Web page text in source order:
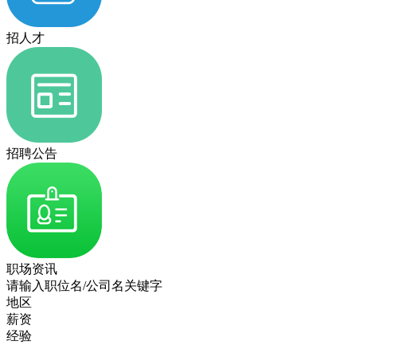
招人才
招聘公告
职场资讯
请输入职位名/公司名关键字
地区
薪资
经验